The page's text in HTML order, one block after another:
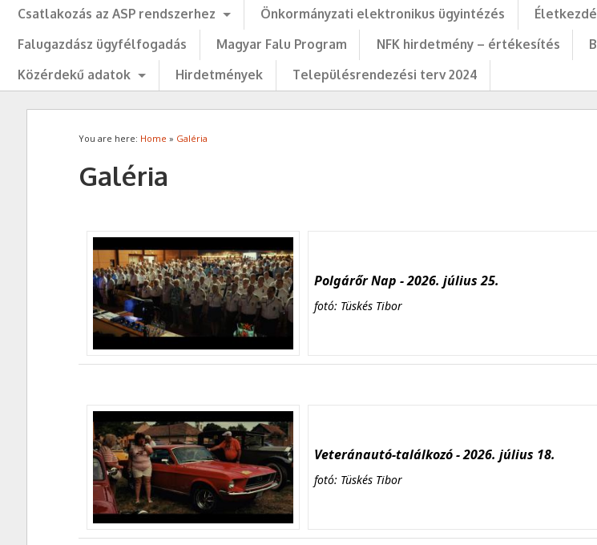
Csatlakozás az ASP rendszerhez
Önkormányzati elektronikus ügyintézés
Falugazdász ügyfélfogadás
Magyar Falu Program NFK hirdetmény – értékesítés
Közérdekű adatok
Hirdetmények Településrendezési terv 2024
You are here: Home » Galéria
Galéria
Polgárőr Nap - 2026. július 25.
fotó: Tüskés Tibor
Veteránautó-találkozó - 2026. július 18.
fotó: Tüskés Tibor